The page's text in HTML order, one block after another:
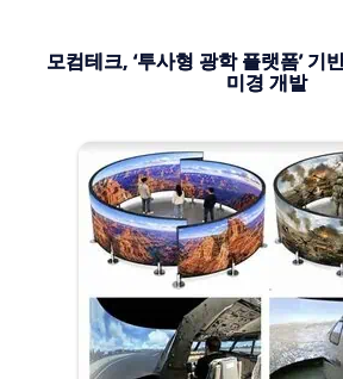
모컴테크, ‘투사형 광학 플랫폼’ 기
미경 개발